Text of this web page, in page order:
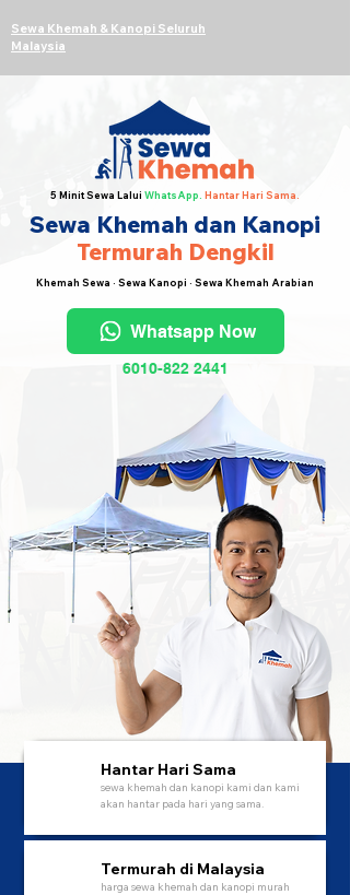
Sewa Khemah & Kanopi Seluruh
Malaysia
5 Minit Sewa Lalui WhatsApp. Hantar Hari Sama.
Sewa Khemah dan Kanopi
Termurah Dengkil
Khemah Sewa · Sewa Kanopi · Sewa Khemah Arabian
Whatsapp Now
6010-822 2441
Hantar Hari Sama
sewa khemah dan kanopi kami dan kami
akan hantar pada hari yang sama.
Termurah di Malaysia
harga sewa khemah dan kanopi murah